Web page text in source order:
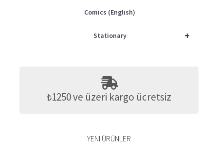
Comics (English)
+
Stationary
₺1250 ve üzeri kargo ücretsiz
YENI ÜRÜNLER